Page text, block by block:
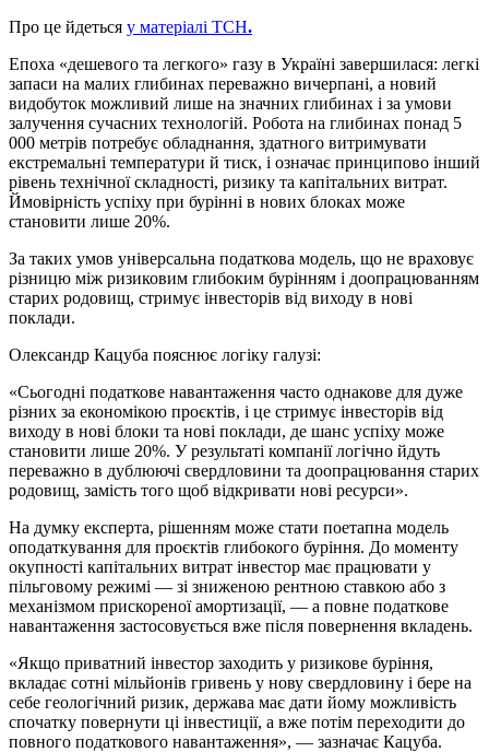
Про це йдеться у матеріалі ТСН.
Епоха «дешевого та легкого» газу в Україні завершилася: легкі
запаси на малих глибинах переважно вичерпані, а новий
видобуток можливий лише на значних глибинах і за умови
залучення сучасних технологій. Робота на глибинах понад 5
000 метрів потребує обладнання, здатного витримувати
екстремальні температури й тиск, і означає принципово інший
рівень технічної складності, ризику та капітальних витрат.
Ймовірність успіху при бурінні в нових блоках може
становити лише 20%.
За таких умов універсальна податкова модель, що не враховує
різницю між ризиковим глибоким бурінням і доопрацюванням
старих родовищ, стримує інвесторів від виходу в нові
поклади.
Олександр Кацуба пояснює логіку галузі:
«Сьогодні податкове навантаження часто однакове для дуже
різних за економікою проєктів, і це стримує інвесторів від
виходу в нові блоки та нові поклади, де шанс успіху може
становити лише 20%. У результаті компанії логічно йдуть
переважно в дублюючі свердловини та доопрацювання старих
родовищ, замість того щоб відкривати нові ресурси».
На думку експерта, рішенням може стати поетапна модель
оподаткування для проєктів глибокого буріння. До моменту
окупності капітальних витрат інвестор має працювати у
пільговому режимі — зі зниженою рентною ставкою або з
механізмом прискореної амортизації, — а повне податкове
навантаження застосовується вже після повернення вкладень.
«Якщо приватний інвестор заходить у ризикове буріння,
вкладає сотні мільйонів гривень у нову свердловину і бере на
себе геологічний ризик, держава має дати йому можливість
спочатку повернути ці інвестиції, а вже потім переходити до
повного податкового навантаження», — зазначає Кацуба.